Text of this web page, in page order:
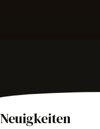
Neuigkeiten